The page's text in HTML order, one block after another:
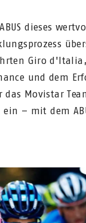
dieses
Giro
und dem
das Movistar
– mit dem